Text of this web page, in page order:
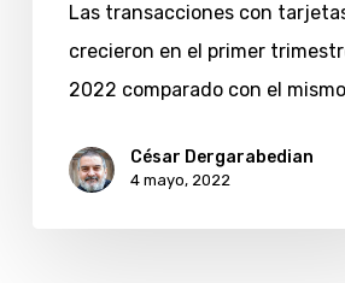
crecieron
Las transacciones con
crecieron en el primer
2022 comparado con el
César Dergarabedian
4 mayo, 2022